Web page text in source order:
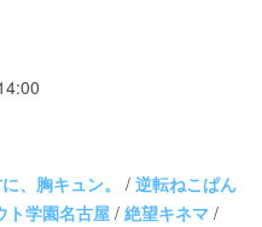
、胸キュン。 / 逆転ねこぱん
ト学園名古屋 / 絶望キネマ /